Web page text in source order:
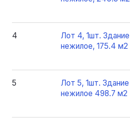
4
Лот 4, 1шт. Здание
нежилое, 175.4 м2
5
Лот 5, 1шт. Здание
нежилое 498.7 м2